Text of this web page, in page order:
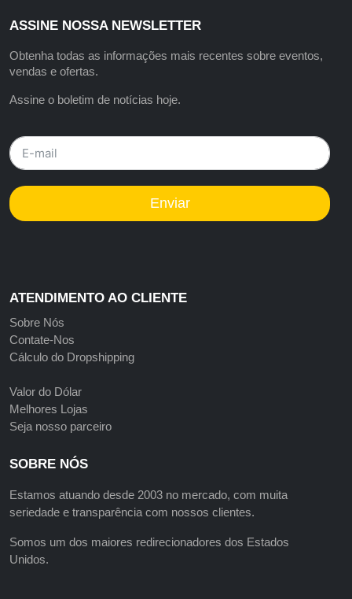
ASSINE NOSSA NEWSLETTER
Obtenha todas as informações mais recentes sobre eventos,
vendas e ofertas.
Assine o boletim de notícias hoje.
Enviar
ATENDIMENTO AO CLIENTE
Sobre Nós
Contate-Nos
Cálculo do Dropshipping
Valor do Dólar
Melhores Lojas
Seja nosso parceiro
SOBRE NÓS
Estamos atuando desde 2003 no mercado, com muita
seriedade e transparência com nossos clientes.
Somos um dos maiores redirecionadores dos Estados
Unidos.